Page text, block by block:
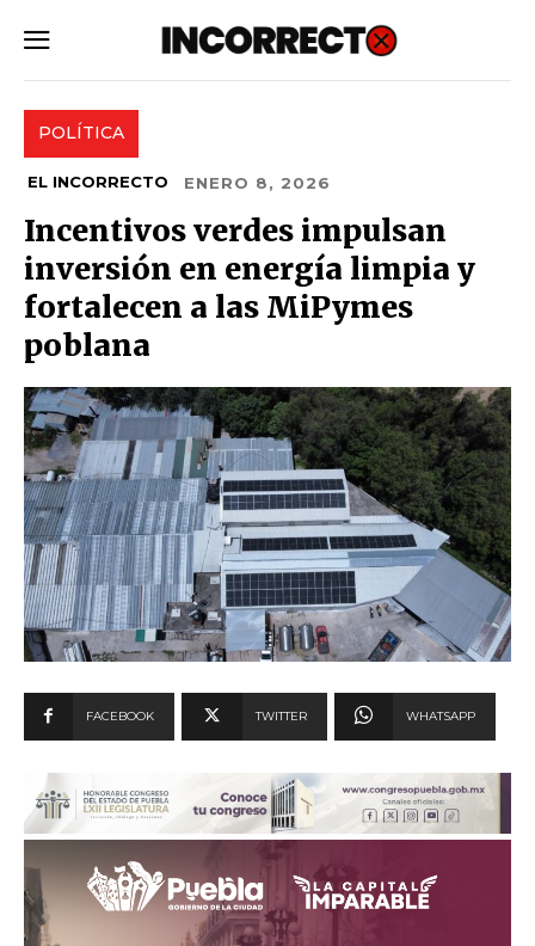
POLÍTICA
EL INCORRECTO ENERO 8, 2026
Incentivos verdes impulsan
inversión en energía limpia y
fortalecen a las MiPymes
poblana
FACEBOOK TWITTER WHATSAPP